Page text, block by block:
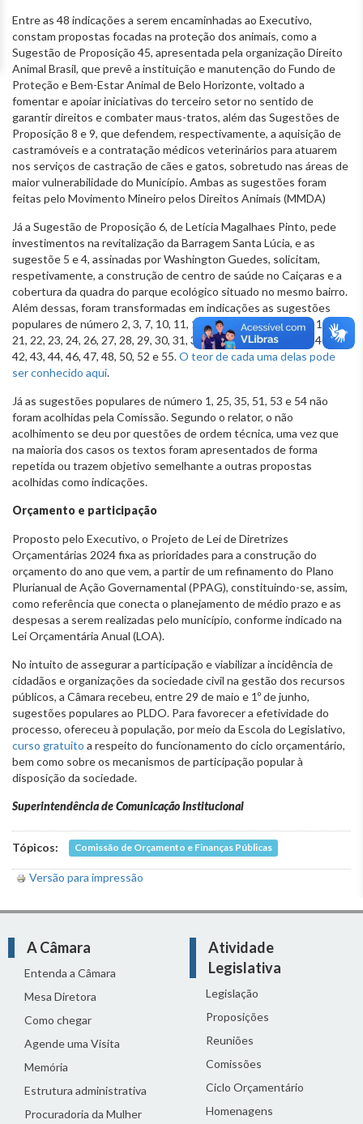
Entre as 48 indicações a serem encaminhadas ao Executivo,
constam propostas focadas na proteção dos animais, como a
Sugestão de Proposição 45, apresentada pela organização Direito
Animal Brasil, que prevê a instituição e manutenção do Fundo de
Proteção e Bem-Estar Animal de Belo Horizonte, voltado a
fomentar e apoiar iniciativas do terceiro setor no sentido de
garantir direitos e combater maus-tratos, além das Sugestões de
Proposição 8 e 9, que defendem, respectivamente, a aquisição de
castramóveis e a contratação médicos veterinários para atuarem
nos serviços de castração de cães e gatos, sobretudo nas áreas de
maior vulnerabilidade do Município. Ambas as sugestões foram
feitas pelo Movimento Mineiro pelos Direitos Animais (MMDA)
Já a Sugestão de Proposição 6, de Letícia Magalhaes Pinto, pede
investimentos na revitalização da Barragem Santa Lúcia, e as
sugestõe 5 e 4, assinadas por Washington Guedes, solicitam,
respetivamente, a construção de centro de saúde no Caiçaras e a
cobertura da quadra do parque ecológico situado no mesmo bairro.
Além dessas, foram transformadas em indicações as sugestões
populares de número 2, 3, 7, 10, 11, 12, 13, 14, 15, 16, 17, 18, 19, 20,
21, 22, 23, 24, 26, 27, 28, 29, 30, 31, 32, 33, 34, 36, 37, 38, 39, 40, 41,
42, 43, 44, 46, 47, 48, 50, 52 e 55.O teor de cada uma delas pode
ser conhecido aqui.
Já as sugestões populares de número 1, 25, 35, 51, 53 e 54 não
foram acolhidas pela Comissão. Segundo o relator, o não
acolhimento se deu por questões de ordem técnica, uma vez que
na maioria dos casos os textos foram apresentados de forma
repetida ou trazem objetivo semelhante a outras propostas
acolhidas como indicações.
Orçamento e participação
Proposto pelo Executivo, o Projeto de Lei de Diretrizes
Orçamentárias 2024 fixa as prioridades para a construção do
orçamento do ano que vem, a partir de um refinamento do Plano
Plurianual de Ação Governamental (PPAG), constituindo-se, assim,
como referência que conecta o planejamento de médio prazo e as
despesas a serem realizadas pelo município, conforme indicado na
Lei Orçamentária Anual (LOA).
No intuito de assegurar a participação e viabilizar a incidência de
cidadãos e organizações da sociedade civil na gestão dos recursos
públicos, a Câmara recebeu, entre 29 de maio e 1º de junho,
sugestões populares ao PLDO. Para favorecer a efetividade do
processo, ofereceu à população, por meio da Escola do Legislativo,
curso gratuito a respeito do funcionamento do ciclo orçamentário,
bem como sobre os mecanismos de participação popular à
disposição da sociedade.
Superintendência de Comunicação Institucional
Tópicos: Comissão de Orçamento e Finanças Públicas
Versão para impressão
A Câmara
Entenda a Câmara
Mesa Diretora
Como chegar
Agende uma Visita
Memória
Estrutura administrativa
Procuradoria da Mulher
Atividade
Legislativa
Legislação
Proposições
Reuniões
Comissões
Ciclo Orçamentário
Homenagens